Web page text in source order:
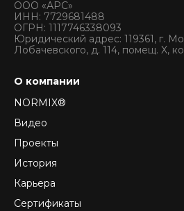
ООО «АРС»
ИНН: 7729681488
ОГРН: 1117746338093
Юридический адрес: 119361, г.
Лобачевского, д. 114, помещ. X,
О компании
NORMIX®
Видео
Проекты
История
Карьера
Сертификаты